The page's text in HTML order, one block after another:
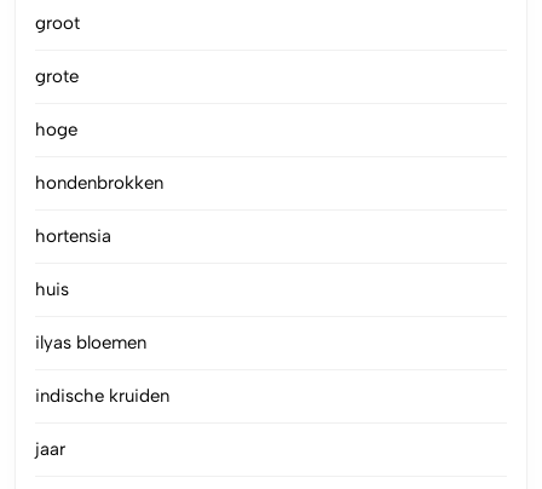
groot
grote
hoge
hondenbrokken
hortensia
huis
ilyas bloemen
indische kruiden
jaar